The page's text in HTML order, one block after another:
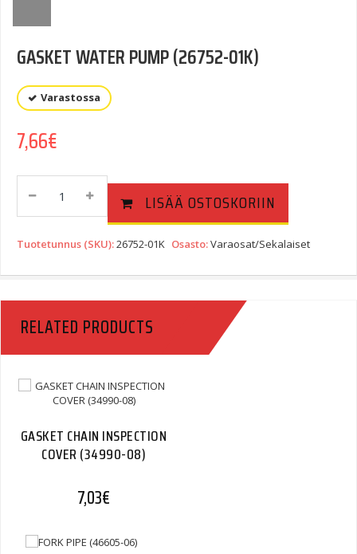
GASKET WATER PUMP (26752-01K)
Varastossa
7,66€
GASKET
(26752-
Quantity
LISÄÄ OSTOSKORIIN
Tuotetunnus (SKU):26752-01K Osasto:Varaosat/Sekalaiset
RELATED PRODUCTS
GASKET CHAIN INSPECTION
COVER (34990-08)
7,03€